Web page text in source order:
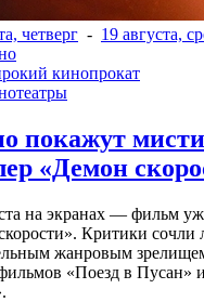
четверг - 19 августа,
кинопрокат
покажут
«Демон
на экранах — фильм
Критики сочли
жанровым
«Поезд в Пусан»